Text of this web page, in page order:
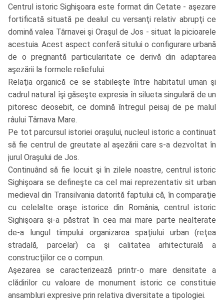
Centrul istoric Sighişoara este format din Cetate - aşezare
fortificată situată pe dealul cu versanţi relativ abrupţi ce
domină valea Târnavei şi Oraşul de Jos - situat la picioarele
acestuia. Acest aspect conferă sitului o configurare urbană
de o pregnantă particularitate ce derivă din adaptarea
aşezării la formele reliefului.
Relaţia organică ce se stabileşte între habitatul uman şi
cadrul natural îşi găseşte expresia în silueta singulară de un
pitoresc deosebit, ce domină întregul peisaj de pe malul
râului Târnava Mare.
Pe tot parcursul istoriei oraşului, nucleul istoric a continuat
să fie centrul de greutate al aşezării care s-a dezvoltat în
jurul Oraşului de Jos.
Continuând să fie locuit şi în zilele noastre, centrul istoric
Sighişoara se defineşte ca cel mai reprezentativ sit urban
medieval din Transilvania datorită faptului că, în comparaţie
cu celelalte oraşe istorice din România, centrul istoric
Sighişoara şi-a păstrat în cea mai mare parte nealterate
de-a lungul timpului organizarea spaţiului urban (reţea
stradală, parcelar) ca şi calitatea arhitecturală a
construcţiilor ce o compun.
Aşezarea se caracterizează printr-o mare densitate a
clădirilor cu valoare de monument istoric ce constituie
ansambluri expresive prin relativa diversitate a tipologiei.